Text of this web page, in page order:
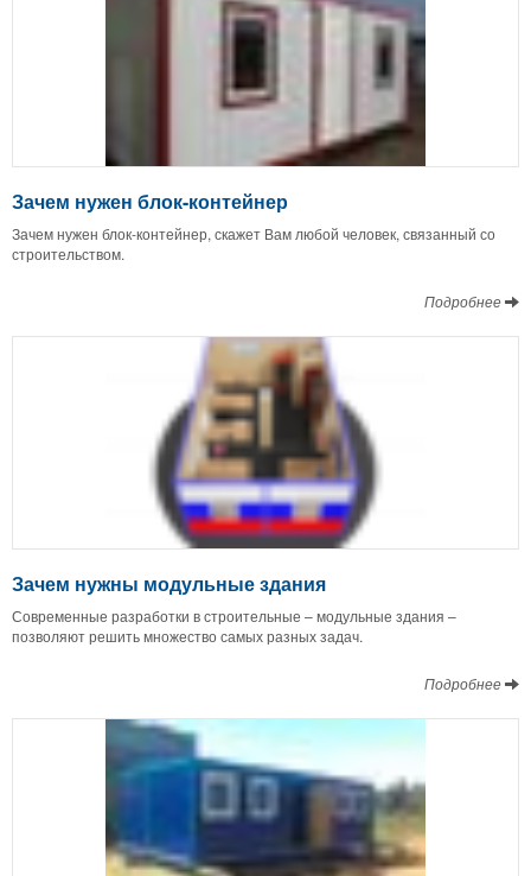
Зачем нужен блок-контейнер
Зачем нужен блок-контейнер, скажет Вам любой человек, связанный со
строительством.
Подробнее
Зачем нужны модульные здания
Современные разработки в строительные – модульные здания –
позволяют решить множество самых разных задач.
Подробнее